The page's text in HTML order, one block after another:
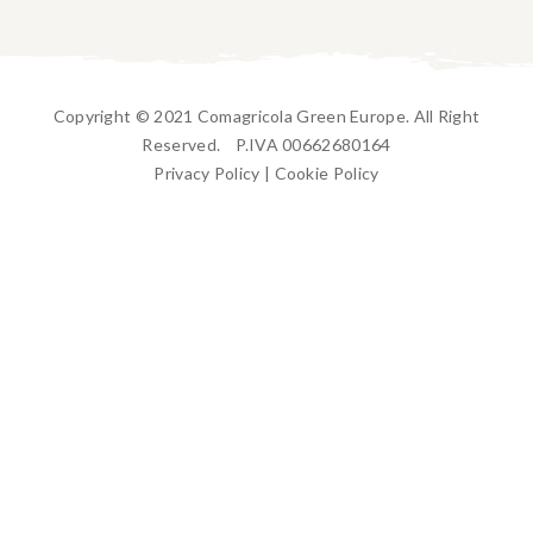
Copyright © 2021 Comagricola Green Europe. All Right
Reserved. P.IVA 00662680164
Privacy Policy | Cookie Policy